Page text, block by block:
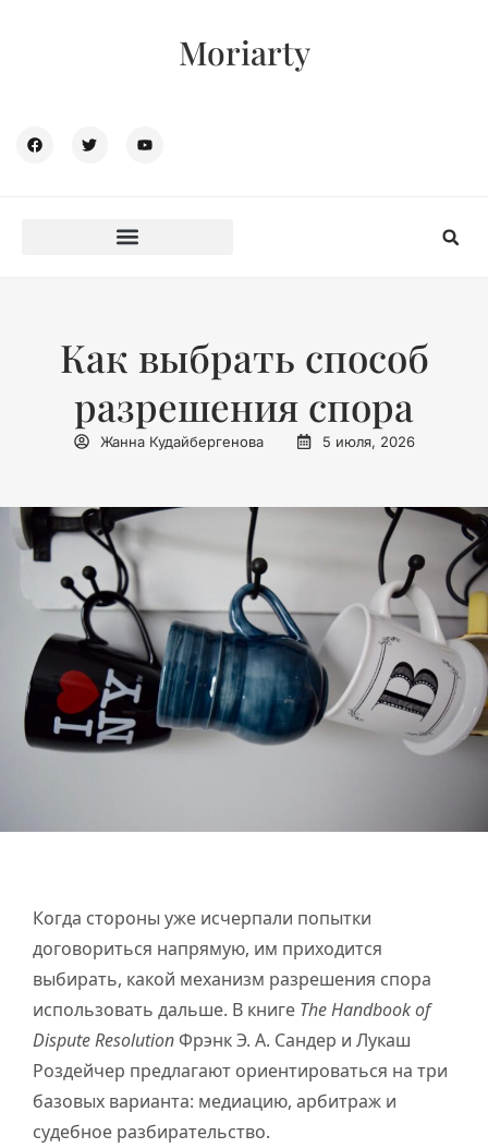
Moriarty
Как выбрать способ
разрешения спора
Жанна Кудайбергенова 5 июля, 2026
Когда стороны уже исчерпали попытки
договориться напрямую, им приходится
выбирать, какой механизм разрешения спора
использовать дальше. В книге The Handbook of
Dispute ResolutionФрэнк Э. А. Сандер и Лукаш
Роздейчер предлагают ориентироваться на три
базовых варианта: медиацию, арбитраж и
судебное разбирательство.